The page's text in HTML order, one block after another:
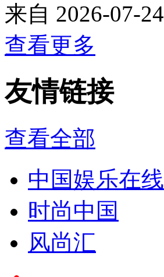
来自 2026-07-24
查看更多
友情链接
查看全部
中国娱乐在线
时尚中国
风尚汇